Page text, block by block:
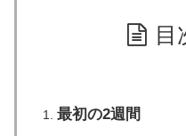
目
最初の2週間